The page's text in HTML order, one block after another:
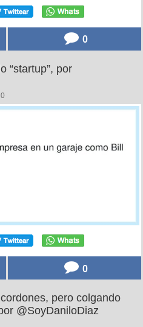
0
“startup”, por
0
pero colgando
@SoyDaniloDiaz